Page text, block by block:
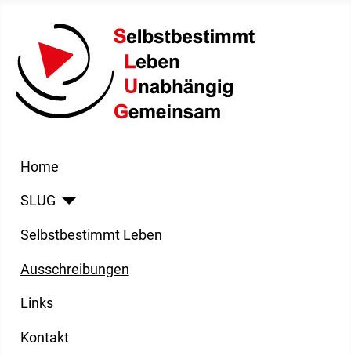
Home
SLUG
Selbstbestimmt Leben
Ausschreibungen
Links
Kontakt